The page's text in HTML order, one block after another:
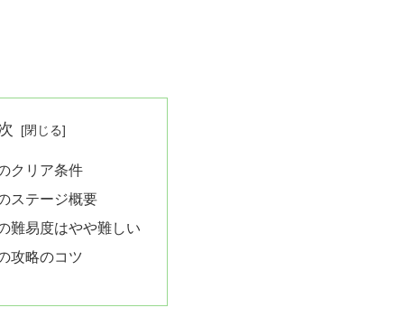
クリア条件
ステージ概要
難易度はやや難しい
攻略のコツ